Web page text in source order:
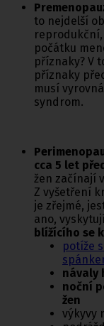
to nejdelší
počátku
příznaky? V
příznaky
musí
syndrom.
cca 5 let
žen začínají
Z vyšetření
je zřejmé,
ano,
blížícího se
potíže
návaly
noční
žen
výkyvy